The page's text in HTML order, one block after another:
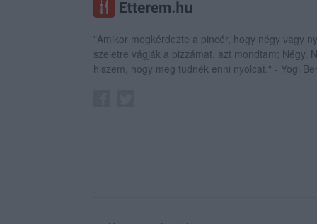
"Amikor megkérdezte a pincér, hogy négy vagy
szeletre vágják a pizzámat, azt mondtam; Négy.
hiszem, hogy meg tudnék enni nyolcat." - Yogi